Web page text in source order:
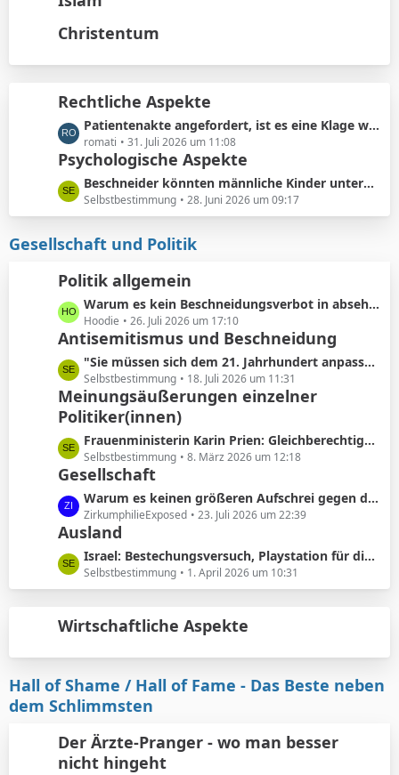
e
t
ä
g
e
t
i
t
r
ä
g
e
Christentum
Rechtliche Aspekte
L
e
t
z
t
e
e
t
r
ä
g
e
Patientenakte angefordert, ist es eine Klage wert?
romati 31. Juli 2026 um 11:08
Psychologische Aspekte
L
e
t
t
e
B
e
i
t
r
ä
g
e
Beschneider könnten männliche Kinder unterbewusst als ihre künftigen Konkurrenten bei der Partnersuche wahrnehmen.
Selbstbestimmung 28. Juni 2026 um 09:17
Gesellschaft und Politik
Politik allgemein
L
e
t
z
t
e
B
e
i
r
ä
g
e
Warum es kein Beschneidungsverbot in absehbarer Zukunft geben wird: Vermeidung von Schmerzensgeld.
Hoodie 26. Juli 2026 um 17:10
Antisemitismus und Beschneidung
L
e
t
z
e
B
e
i
r
ä
g
e
"Sie müssen sich dem 21. Jahrhundert anpassen"
Selbstbestimmung 18. Juli 2026 um 11:31
Meinungsäußerungen einzelner
Politiker(innen)
L
e
t
z
t
e
e
r
ä
g
Frauenministerin Karin Prien: Gleichberechtigung sei ..kein nettes Zugeständnis ..sondern ein Verfassungsauftrag
Selbstbestimmung 8. März 2026 um 12:18
Gesellschaft
L
e
t
z
t
e
e
t
r
ä
g
Warum es keinen größeren Aufschrei gegen die Vorhautbeschneidung gibt.
ZirkumphilieExposed 23. Juli 2026 um 22:39
Ausland
L
e
t
t
B
e
t
r
ä
g
Israel: Bestechungsversuch, Playstation für die werdenden Eltern
Selbstbestimmung 1. April 2026 um 10:31
Wirtschaftliche Aspekte
Hall of Shame / Hall of Fame - Das Beste neben
dem Schlimmsten
Der Ärzte-Pranger - wo man besser
nicht hingeht